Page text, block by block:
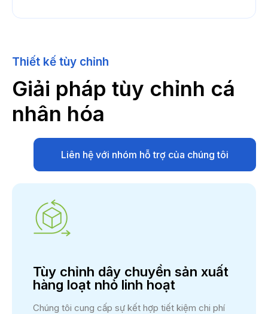
Thiết kế tùy chỉnh
Giải pháp tùy chỉnh cá
nhân hóa
Liên hệ với nhóm hỗ trợ của chúng tôi
Tùy chỉnh dây chuyền sản xuất
hàng loạt nhỏ linh hoạt
Chúng tôi cung cấp sự kết hợp tiết kiệm chi phí